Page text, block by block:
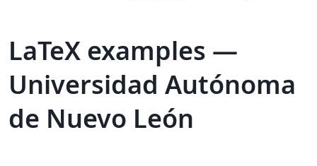
LaTeX examples —
Universidad Autónoma
de Nuevo León